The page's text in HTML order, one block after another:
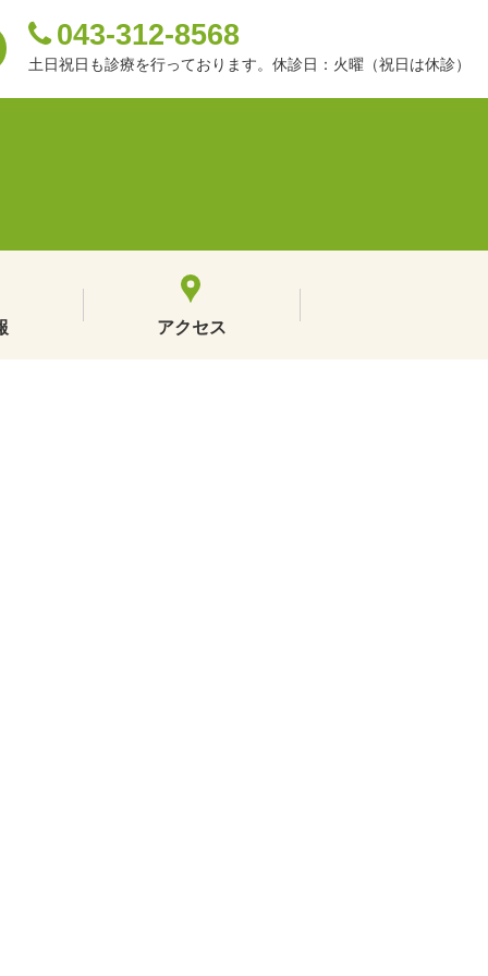
043-312-8568
土日祝日も診療を行っております。休診日：火曜（祝日は休診）
アクセス